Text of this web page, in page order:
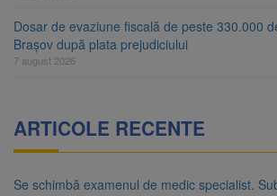
Dosar de evaziune fiscală de peste 330.000
Brașov după plata prejudiciului
7 august 2026
ARTICOLE RECENTE
Se schimbă examenul de medic specialist.